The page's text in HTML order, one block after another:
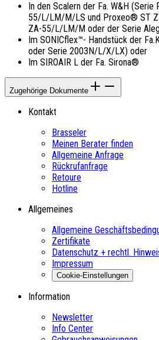
In den Scalern der Fa. W&H
55/L/LM/M/LS und Proxeo® ST
ZA-55/L/LM/M oder der Serie
Im SONICflex™- Handstück der
oder Serie 2003N/L/X/LX) oder
Im SIROAIR L der Fa. Sirona®
Zugehörige Dokumente
Kontakt
Brasseler
Meinen Berater finden
Allgemeine Anfrage
Rückrufanfrage
Retoure
Hotline
Allgemeines
Allgemeine
Zertifikate
Datenschutz + rechtl.
Impressum
Cookie-Einstellungen
Information
Newsletter
Info Center